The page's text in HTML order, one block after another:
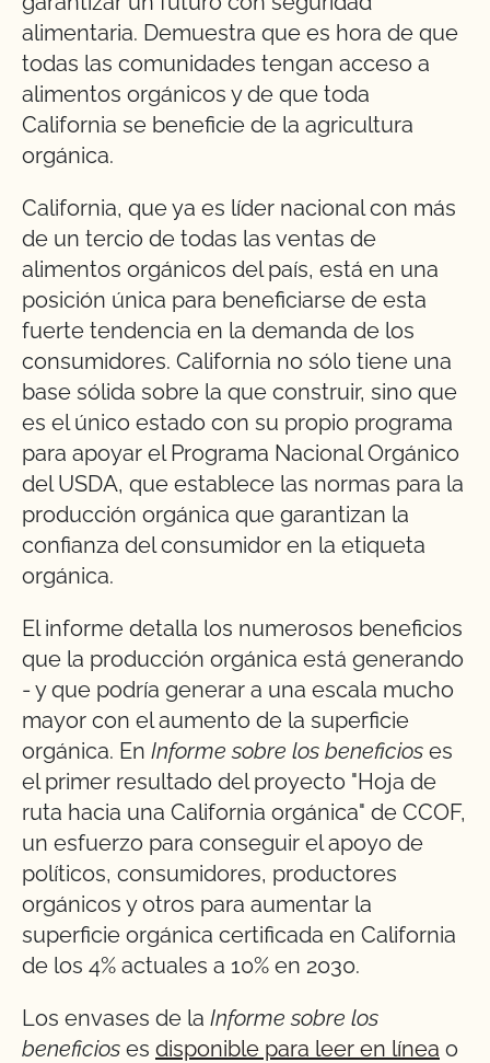
alimentaria. Demuestra que es hora de que
todas las comunidades tengan acceso a
alimentos orgánicos y de que toda
California se beneficie de la agricultura
orgánica.
California, que ya es líder nacional con más
de un tercio de todas las ventas de
alimentos orgánicos del país, está en una
posición única para beneficiarse de esta
fuerte tendencia en la demanda de los
consumidores. California no sólo tiene una
base sólida sobre la que construir, sino que
es el único estado con su propio programa
para apoyar el Programa Nacional Orgánico
del USDA, que establece las normas para la
producción orgánica que garantizan la
confianza del consumidor en la etiqueta
orgánica.
El informe detalla los numerosos beneficios
que la producción orgánica está generando
- y que podría generar a una escala mucho
mayor con el aumento de la superficie
orgánica. En Informe sobre los beneficios es
el primer resultado del proyecto "Hoja de
ruta hacia una California orgánica" de CCOF,
un esfuerzo para conseguir el apoyo de
políticos, consumidores, productores
orgánicos y otros para aumentar la
superficie orgánica certificada en California
de los 4% actuales a 10% en 2030.
Los envases de la Informe sobre los
beneficios es disponible para leer en línea o